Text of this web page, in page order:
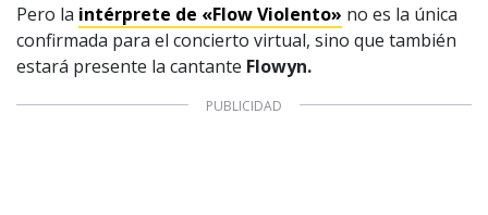
Pero la intérprete de «Flow Violento» no es la única
confirmada para el concierto virtual, sino que también
estará presente la cantante Flowyn.